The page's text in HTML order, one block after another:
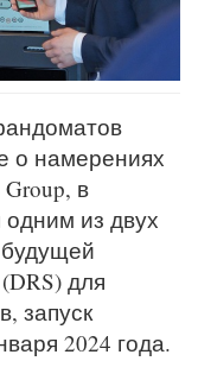
о намерениях
в
одним из двух
для
запуск
2024 года.